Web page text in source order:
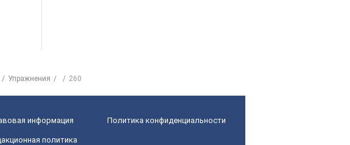
Упражнения 260
информация Политика конфиденциальности
политика